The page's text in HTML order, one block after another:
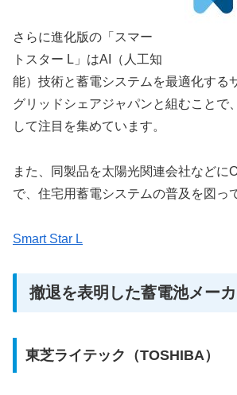
さらに進化版の「スマー
トスター L」はAI（人工知
能）技術と蓄電システムを最適化する
グリッドシェアジャパンと組むことで
して注目を集めています。
また、同製品を太陽光関連会社などに
で、住宅用蓄電システムの普及を図っ
Smart Star L
撤退を表明した蓄電池メー
東芝ライテック（TOSHIBA）